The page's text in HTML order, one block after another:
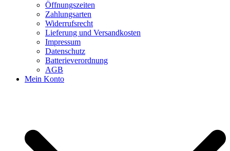
Öffnungszeiten
Zahlungsarten
Widerrufsrecht
Lieferung und Versandkosten
Impressum
Datenschutz
Batterieverordnung
AGB
Mein Konto